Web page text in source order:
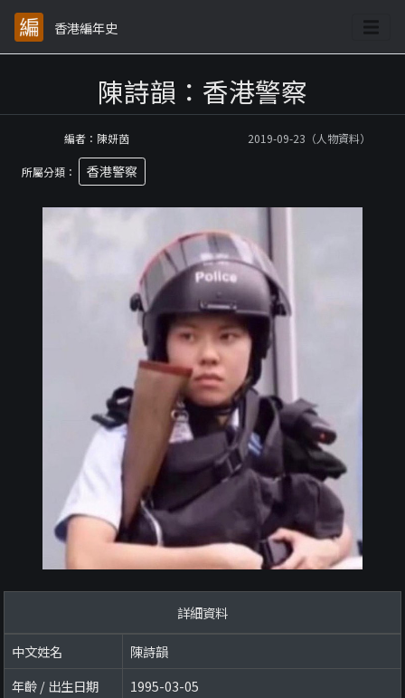
香港編年史
陳詩韻：香港警察
編者：陳妍茵 2019-09-23（人物資料）
所屬分類： 香港警察
詳細資料
中文姓名
陳詩韻
年齡 / 出生日期
1995-03-05